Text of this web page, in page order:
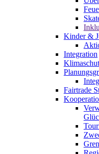
Kinder &
Integration
Fairtrade